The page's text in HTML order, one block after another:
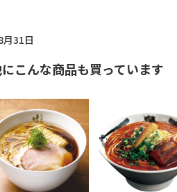
31日
こんな商品も買っています